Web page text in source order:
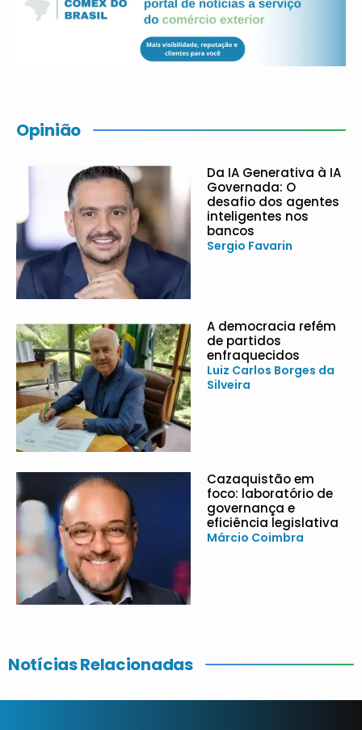
Opinião
Da IA Generativa à IA
Governada: O
desafio dos agentes
inteligentes nos
bancos
Sergio Favarin
A democracia refém
de partidos
enfraquecidos
Luiz Carlos Borges da
Silveira
Cazaquistão em
foco: laboratório de
governança e
eficiência legislativa
Márcio Coimbra
Notícias Relacionadas